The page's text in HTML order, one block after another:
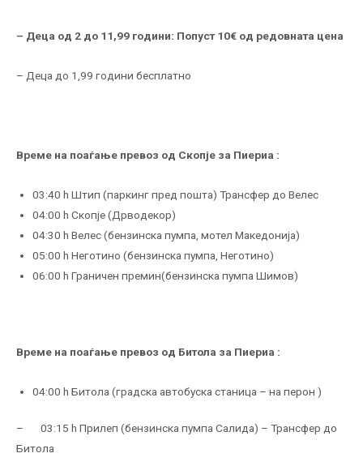
– Деца од 2 до 11,99 години: Попуст 10€ од редовната цена
– Деца до 1,99 години бесплатно
Време на поаѓање превоз од Скопје за Пиериа :
03:40 h Штип (паркинг пред пошта) Трансфер до Велес
04:00 h Скопје (Дрводекор)
04:30 h Велес (бензинска пумпа, мотел Македонија)
05:00 h Неготино (бензинска пумпа, Неготино)
06:00 h Граничен премин(бензинска пумпа Шимов)
Време на поаѓање превоз од Битола за Пиериа :
04:00 h Битола (градска автобуска станица – на перон )
– 03:15 h Прилеп (бензинска пумпа Салида) – Трансфер до
Битола